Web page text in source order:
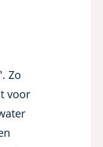
Zo
voor